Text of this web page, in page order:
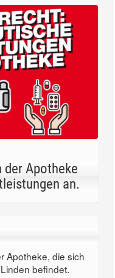
der Apotheke
an.
Apotheke, die sich
befindet.